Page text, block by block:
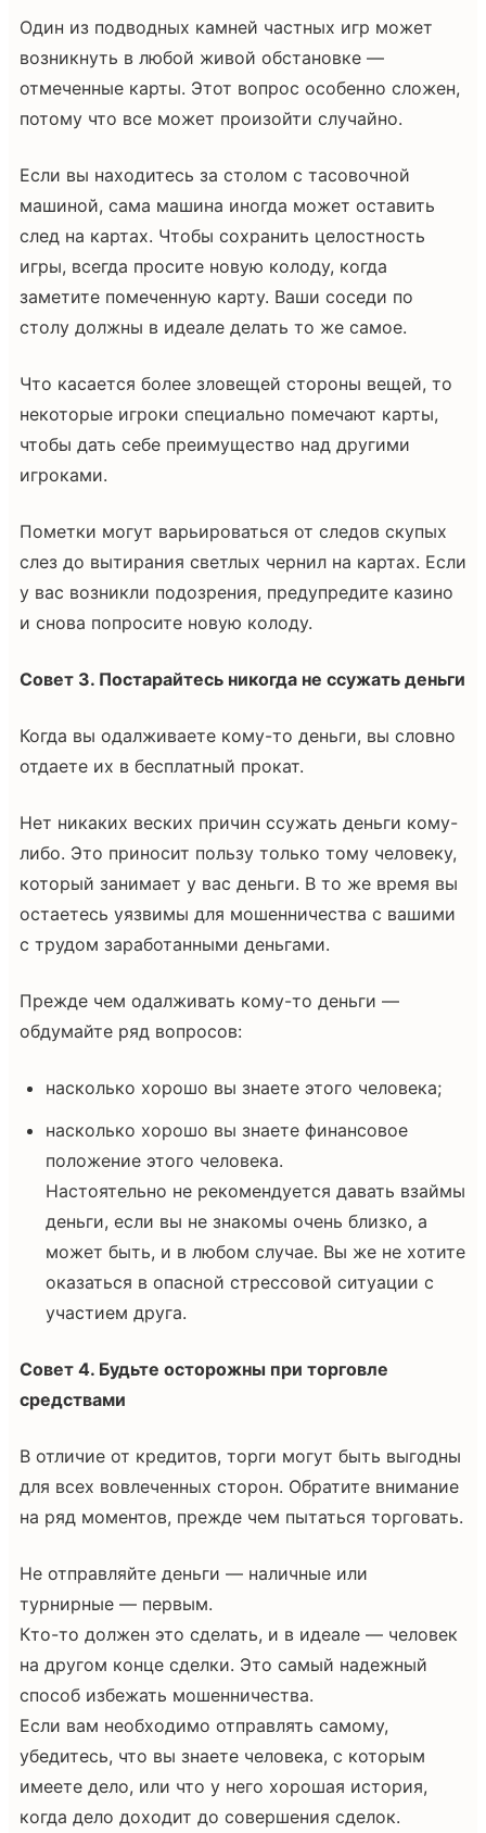
Один из подводных камней частных игр может
возникнуть в любой живой обстановке —
отмеченные карты. Этот вопрос особенно сложен,
потому что все может произойти случайно.
Если вы находитесь за столом с тасовочной
машиной, сама машина иногда может оставить
след на картах. Чтобы сохранить целостность
игры, всегда просите новую колоду, когда
заметите помеченную карту. Ваши соседи по
столу должны в идеале делать то же самое.
Что касается более зловещей стороны вещей, то
некоторые игроки специально помечают карты,
чтобы дать себе преимущество над другими
игроками.
Пометки могут варьироваться от следов скупых
слез до вытирания светлых чернил на картах. Если
у вас возникли подозрения, предупредите казино
и снова попросите новую колоду.
Совет 3. Постарайтесь никогда не ссужать деньги
Когда вы одалживаете кому-то деньги, вы словно
отдаете их в бесплатный прокат.
Нет никаких веских причин ссужать деньги кому-
либо. Это приносит пользу только тому человеку,
который занимает у вас деньги. В то же время вы
остаетесь уязвимы для мошенничества с вашими
с трудом заработанными деньгами.
Прежде чем одалживать кому-то деньги —
обдумайте ряд вопросов:
насколько хорошо вы знаете этого человека;
насколько хорошо вы знаете финансовое
положение этого человека.
Настоятельно не рекомендуется давать взаймы
деньги, если вы не знакомы очень близко, а
может быть, и в любом случае. Вы же не хотите
оказаться в опасной стрессовой ситуации с
участием друга.
Совет 4. Будьте осторожны при торговле
средствами
В отличие от кредитов, торги могут быть выгодны
для всех вовлеченных сторон. Обратите внимание
на ряд моментов, прежде чем пытаться торговать.
Не отправляйте деньги — наличные или
турнирные — первым.
Кто-то должен это сделать, и в идеале — человек
на другом конце сделки. Это самый надежный
способ избежать мошенничества.
Если вам необходимо отправлять самому,
убедитесь, что вы знаете человека, с которым
имеете дело, или что у него хорошая история,
когда дело доходит до совершения сделок.